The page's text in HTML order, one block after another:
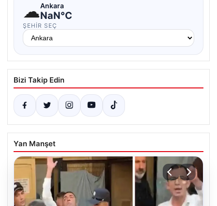
☁Ankara
NaN°C
ŞEHIR SEÇ
Bizi Takip Edin
Yan Manşet